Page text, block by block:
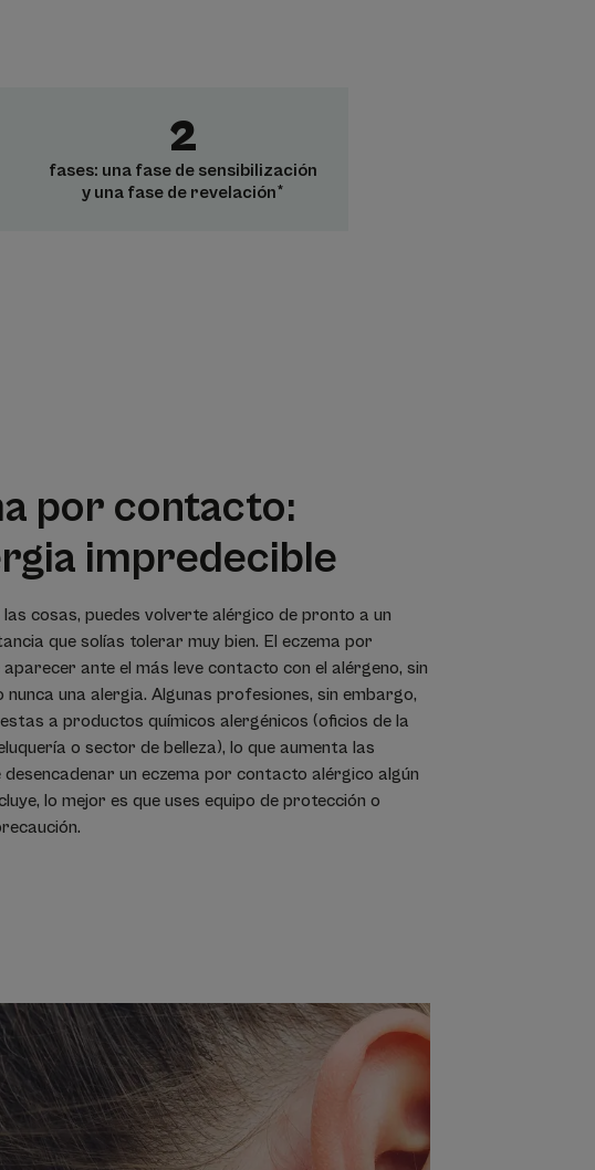
2
fases: una fase de sensibilización
y una fase de revelación*
por contacto:
impredecible
cosas, puedes volverte alérgico de pronto a un
que solías tolerar muy bien. El eczema por
ante el más leve contacto con el alérgeno, sin
nunca una alergia. Algunas profesiones, sin embargo,
a productos químicos alergénicos (oficios de la
o sector de belleza), lo que aumenta las
desencadenar un eczema por contacto alérgico algún
lo mejor es que uses equipo de protección o